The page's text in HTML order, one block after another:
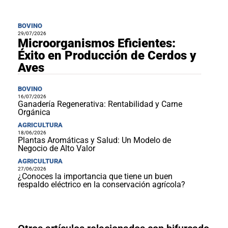
BOVINO
29/07/2026
Microorganismos Eficientes:
Éxito en Producción de Cerdos y
Aves
BOVINO
16/07/2026
Ganadería Regenerativa: Rentabilidad y Carne
Orgánica
AGRICULTURA
18/06/2026
Plantas Aromáticas y Salud: Un Modelo de
Negocio de Alto Valor
AGRICULTURA
27/06/2026
¿Conoces la importancia que tiene un buen
respaldo eléctrico en la conservación agrícola?